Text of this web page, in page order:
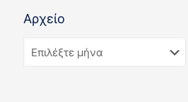
Αρχείο